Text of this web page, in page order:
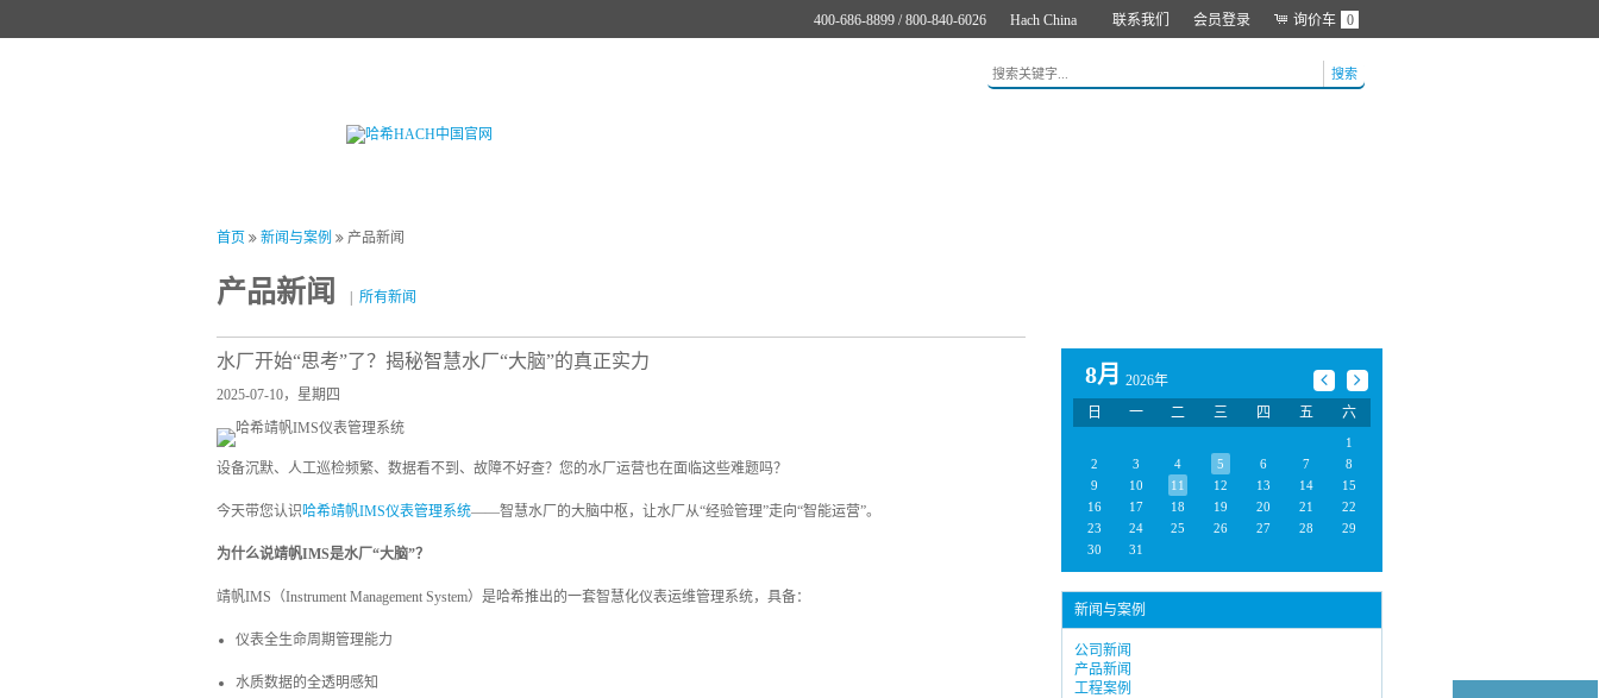
联系我们 会员登录 询价车 0
Hach China
400-686-8899 / 800-840-6026
搜索
首页 新闻与案例 产品新闻
产品新闻 所有新闻
水厂开始“思考”了？揭秘智慧水厂“大脑”的真正实力
2025-07-10，星期四
设备沉默、人工巡检频繁、数据看不到、故障不好查？您的水厂运营也在面临这些难题吗？
今天带您认识哈希靖帆IMS仪表管理系统——智慧水厂的大脑中枢，让水厂从“经验管理”走向“智能运营”。
为什么说靖帆IMS是水厂“大脑”？
靖帆IMS（Instrument Management System）是哈希推出的一套智慧化仪表运维管理系统，具备：
仪表全生命周期管理能力
水质数据的全透明感知
8月
2026年
日
一 二 三 四 五 六
1
2
3 4 5 6 7
8
9
10 11 12 13 14
15
16
17 18 19 20 21
22
23
24 25 26 27 28
29
30
31
新闻与案例
公司新闻
产品新闻
工程案例